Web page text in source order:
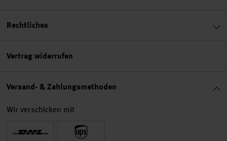
Rechtliches
Vertrag widerrufen
Versand- & Zahlungsmethoden
Wir verschicken mit